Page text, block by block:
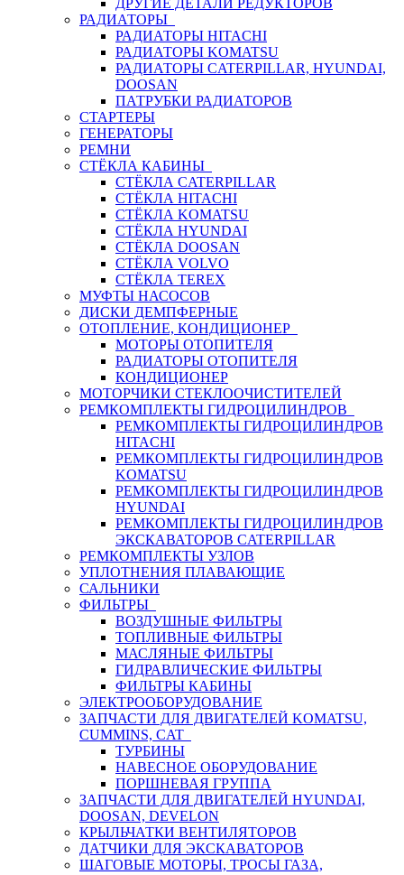
ДРУГИЕ ДЕТАЛИ РЕДУКТОРОВ
РАДИАТОРЫ
РАДИАТОРЫ HITACHI
РАДИАТОРЫ KOMATSU
РАДИАТОРЫ CATERPILLAR, HYUNDAI,
DOOSAN
ПАТРУБКИ РАДИАТОРОВ
СТАРТЕРЫ
ГЕНЕРАТОРЫ
РЕМНИ
СТЁКЛА КАБИНЫ
СТЁКЛА CATERPILLAR
СТЁКЛА HITACHI
СТЁКЛА KOMATSU
СТЁКЛА HYUNDAI
СТЁКЛА DOOSAN
СТЁКЛА VOLVO
СТЁКЛА TEREX
МУФТЫ НАСОСОВ
ДИСКИ ДЕМПФЕРНЫЕ
ОТОПЛЕНИЕ, КОНДИЦИОНЕР
МОТОРЫ ОТОПИТЕЛЯ
РАДИАТОРЫ ОТОПИТЕЛЯ
КОНДИЦИОНЕР
МОТОРЧИКИ СТЕКЛООЧИСТИТЕЛЕЙ
РЕМКОМПЛЕКТЫ ГИДРОЦИЛИНДРОВ
РЕМКОМПЛЕКТЫ ГИДРОЦИЛИНДРОВ
HITACHI
РЕМКОМПЛЕКТЫ ГИДРОЦИЛИНДРОВ
KOMATSU
РЕМКОМПЛЕКТЫ ГИДРОЦИЛИНДРОВ
HYUNDAI
РЕМКОМПЛЕКТЫ ГИДРОЦИЛИНДРОВ
ЭКСКАВАТОРОВ CATERPILLAR
РЕМКОМПЛЕКТЫ УЗЛОВ
УПЛОТНЕНИЯ ПЛАВАЮЩИЕ
САЛЬНИКИ
ФИЛЬТРЫ
ВОЗДУШНЫЕ ФИЛЬТРЫ
ТОПЛИВНЫЕ ФИЛЬТРЫ
МАСЛЯНЫЕ ФИЛЬТРЫ
ГИДРАВЛИЧЕСКИЕ ФИЛЬТРЫ
ФИЛЬТРЫ КАБИНЫ
ЭЛЕКТРООБОРУДОВАНИЕ
ЗАПЧАСТИ ДЛЯ ДВИГАТЕЛЕЙ KOMATSU,
CUMMINS, CAT
ТУРБИНЫ
НАВЕСНОЕ ОБОРУДОВАНИЕ
ПОРШНЕВАЯ ГРУППА
ЗАПЧАСТИ ДЛЯ ДВИГАТЕЛЕЙ HYUNDAI,
DOOSAN, DEVELON
КРЫЛЬЧАТКИ ВЕНТИЛЯТОРОВ
ДАТЧИКИ ДЛЯ ЭКСКАВАТОРОВ
ШАГОВЫЕ МОТОРЫ, ТРОСЫ ГАЗА,